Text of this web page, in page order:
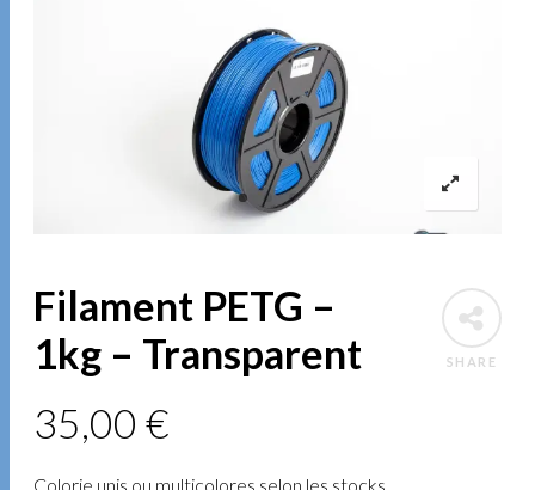
SHARE
Filament PETG –
1kg – Transparent
35,00€
Colorie unis ou multicolores selon les stocks.